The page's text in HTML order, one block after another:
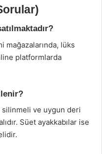
mağazalarında, lüks
platformlarda
silinmeli ve uygun deri
Süet ayakkabılar ise